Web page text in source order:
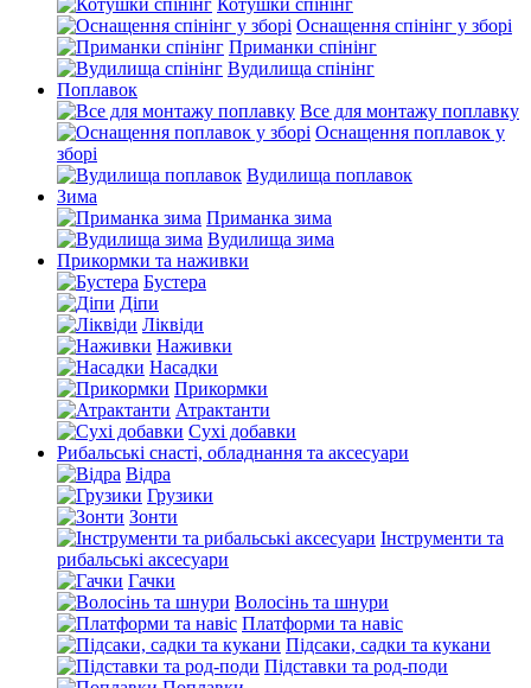
Котушки спінінг
Оснащення спінінг у зборі
Приманки спінінг
Вудилища спінінг
Поплавок
Все для монтажу поплавку
Оснащення поплавок у
зборі
Вудилища поплавок
Зима
Приманка зима
Вудилища зима
Прикормки та наживки
Бустера
Діпи
Ліквіди
Наживки
Насадки
Прикормки
Атрактанти
Сухі добавки
Рибальські снасті, обладнання та аксесуари
Відра
Грузики
Зонти
Інструменти та
рибальські аксесуари
Гачки
Волосінь та шнури
Платформи та навіс
Підсаки, садки та кукани
Підставки та род-поди